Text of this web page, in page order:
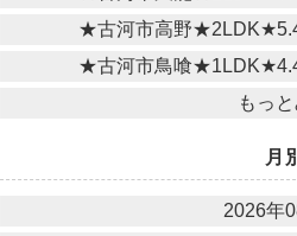
★古河市高野
★古河市鳥喰
もっ
月
2026年